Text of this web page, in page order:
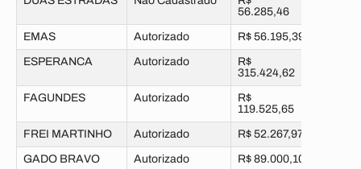
56.285,46
EMAS Autorizado R$ 56.195,39
ESPERANCA Autorizado
R$
315.424,62
FAGUNDES Autorizado
R$
119.525,65
FREI MARTINHO Autorizado R$ 52.267,97
GADO BRAVO Autorizado R$ 89.000,10